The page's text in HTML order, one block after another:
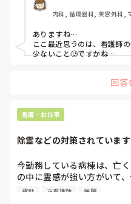
内科, 循環器科, 美容外科,
ありますね…
ここ最近思うのは、看護師
少ないこと🥲ですかね…
回答
看護・お仕事
除霊などの対策されていま
今勤務している病棟は、亡
の中に霊感が強い方がいて
る。などと言っていることが
夜勤 正看護師 病院